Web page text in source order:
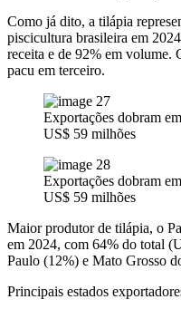
Como já dito, a tilápia
piscicultura brasileira em
receita e de 92% em volume.
pacu em terceiro.
Exportações dobram
US$ 59 milhões
Exportações dobram
US$ 59 milhões
Maior produtor de tilápia, o
em 2024, com 64% do total
Paulo (12%) e Mato Grosso
Principais estados